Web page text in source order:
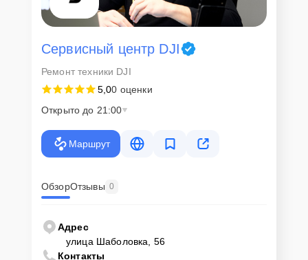
Сервисный центр DJI
Ремонт техники DJI
5,00 оценки
Открыто до 21:00
Маршрут
ОбзорОтзывы 0
Адрес
улица Шаболовка, 56
Контакты